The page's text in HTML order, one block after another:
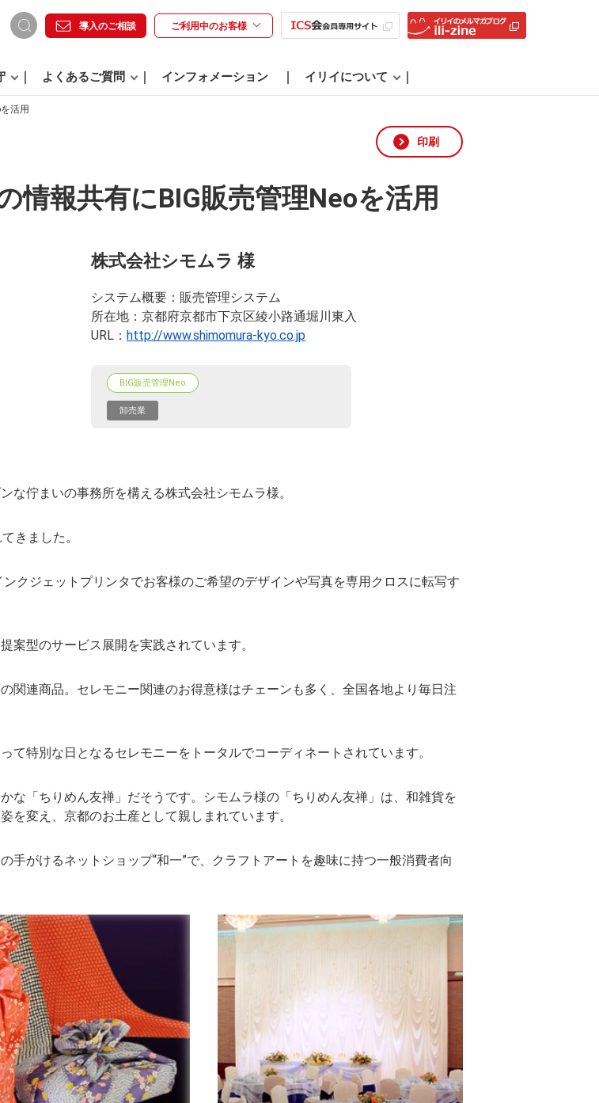
導入のご相談 ご利用中のお客様
よくあるご質問 インフォメーション イリイについて
活用
印刷
情報共有にBIG販売管理Neoを活用
株式会社シモムラ 様
システム概要
販売管理システム
所在地
京都府京都市下京区綾小路通堀川東入
URL
http://www.shimomura-kyo.co.jp
BIG販売管理Neo
卸売業
な佇まいの事務所を構える株式会社シモムラ様。
きました。
クジェットプリンタでお客様のご希望のデザインや写真を専用クロスに転写す
案型のサービス展開を実践されています。
関連商品。セレモニー関連のお得意様はチェーンも多く、全国各地より毎日注
特別な日となるセレモニーをトータルでコーディネートされています。
な「ちりめん友禅」だそうです。シモムラ様の「ちりめん友禅」は、和雑貨を
を変え、京都のお土産として親しまれています。
手がけるネットショップ“和一”で、クラフトアートを趣味に持つ一般消費者向